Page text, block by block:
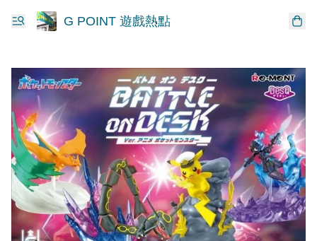
G POINT 遊戲熱點